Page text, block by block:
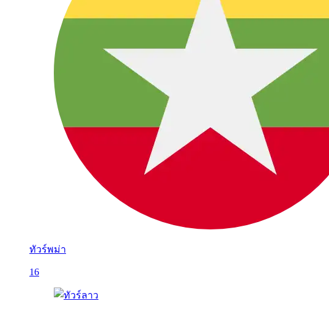
ทัวร์พม่า
16